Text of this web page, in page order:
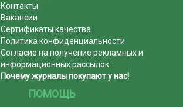
Контакты
Вакансии
Сертификаты качества
Политика конфиденциальности
Согласие на получение рекламных и
информационных рассылок
Почему журналы покупают у нас!
ПОМОЩЬ